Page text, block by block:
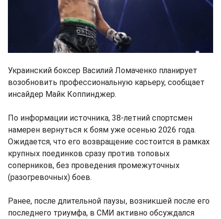
Украинский боксер Василий Ломаченко планирует
возобновить профессиональную карьеру, сообщает
инсайдер Майк Коппинджер.
По информации источника, 38-летний спортсмен
намерен вернуться к боям уже осенью 2026 года.
Ожидается, что его возвращение состоится в рамках
крупных поединков сразу против топовых
соперников, без проведения промежуточных
(разогревочных) боев.
Ранее, после длительной паузы, возникшей после его
последнего триумфа, в СМИ активно обсуждался